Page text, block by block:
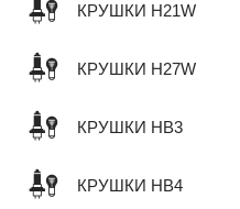
КРУШКИ H21W
КРУШКИ H27W
КРУШКИ HB3
КРУШКИ HB4